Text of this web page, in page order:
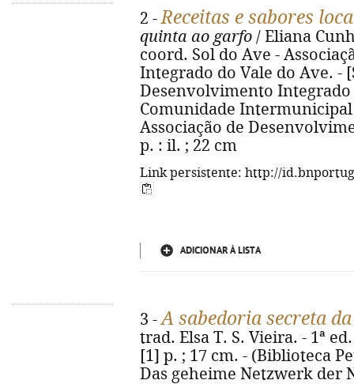
2 -Receitas e sabores
quinta ao garfo / Eliana
coord. Sol do Ave -
Integrado do Vale do Ave. -
Desenvolvimento Integrado
Comunidade Intermunicipal
Associação de
p. : il. ; 22 cm
Link persistente: http://
ADICIONAR À LISTA
3 -A sabedoria secreta
trad. Elsa T. S. Vieira. - 1ª
[1] p. ; 17 cm. - (Biblioteca
Das geheime Netzwerk der